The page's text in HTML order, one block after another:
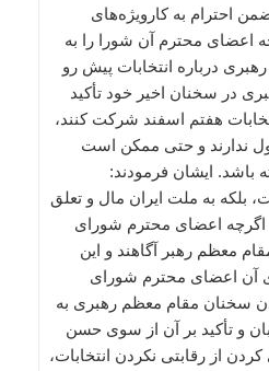
احترام به کارویژه‌های
اعضای محترم آن شورا را به
درباره انتخابات پیش رو
در سخنان اخیر خود تأکید
هفتم اسفند شرکت کنند،
ندارند و حتی ممکن است
باشد. ایشان فرمودند:
بلکه به ملت ایران مال و تعلق
اگرچه اعضای محترم شورای
معظم رهبر آگاهند و این
آن اعضای محترم شورای
سخنان مقام معظم رهبری به
و تأکید بر آن از سوی حسن
از رقابتی نکردن انتخابات،